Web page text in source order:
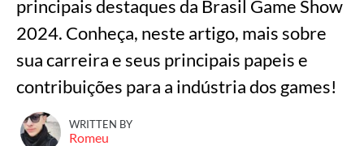
principais destaques da Brasil Game Show
2024. Conheça, neste artigo, mais sobre
sua carreira e seus principais papeis e
contribuições para a indústria dos games!
WRITTEN BY
Romeu